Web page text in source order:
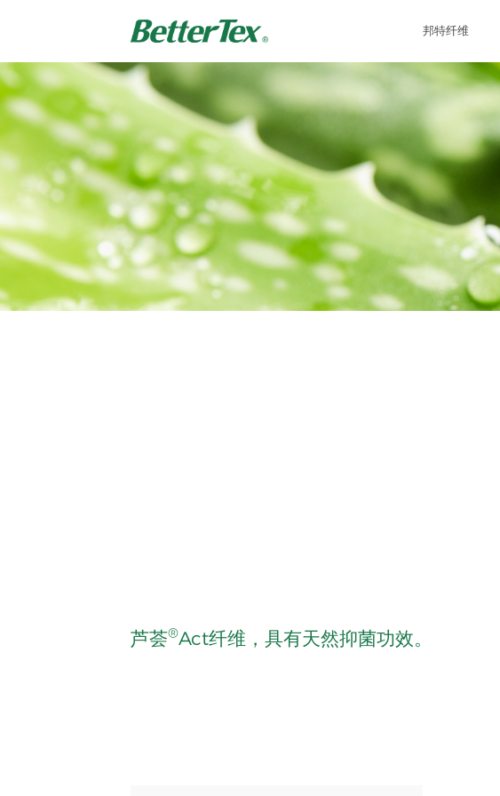
邦特纤维
芦荟®Act纤维，具有天然抑菌功效。